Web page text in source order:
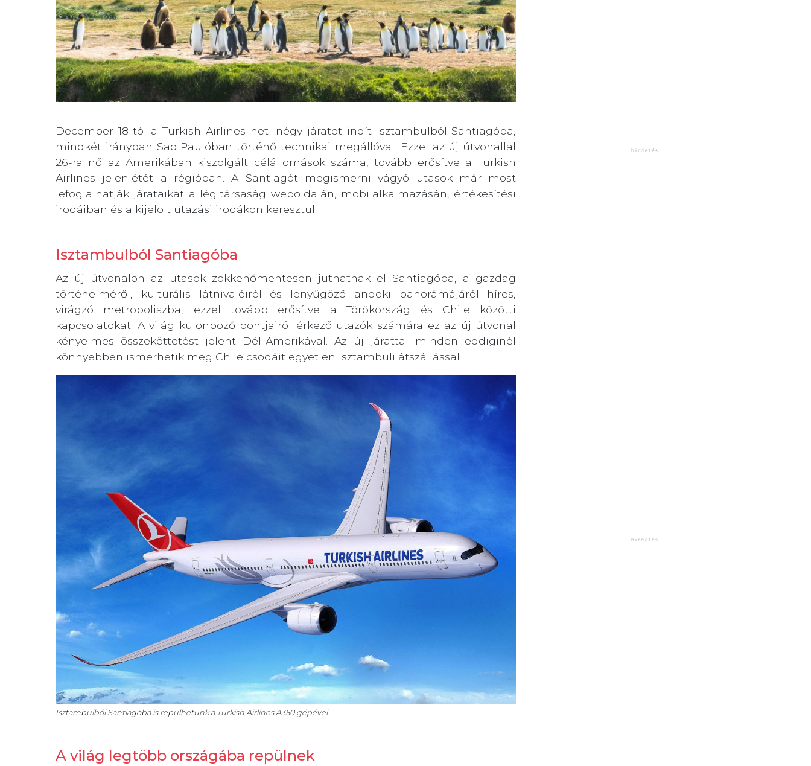
December 18-tól a Turkish Airlines heti négy járatot indít Isztambulból Santiagóba,
mindkét irányban Sao Paulóban történő technikai megállóval. Ezzel az új útvonallal
26-ra nő az Amerikában kiszolgált célállomások száma, tovább erősítve a Turkish
Airlines jelenlétét a régióban. A Santiagót megismerni vágyó utasok már most
lefoglalhatják járataikat a légitársaság weboldalán, mobilalkalmazásán, értékesítési
irodáiban és a kijelölt utazási irodákon keresztül.
Isztambulból Santiagóba
Az új útvonalon az utasok zökkenőmentesen juthatnak el Santiagóba, a gazdag
történelméről, kulturális látnivalóiról és lenyűgöző andoki panorámájáról híres,
virágzó metropoliszba, ezzel tovább erősítve a Törökország és Chile közötti
kapcsolatokat. A világ különböző pontjairól érkező utazók számára ez az új útvonal
kényelmes összeköttetést jelent Dél-Amerikával. Az új járattal minden eddiginél
könnyebben ismerhetik meg Chile csodáit egyetlen isztambuli átszállással.
Isztambulból Santiagóba is repülhetünk a Turkish Airlines A350 gépével
A világ legtöbb országába repülnek